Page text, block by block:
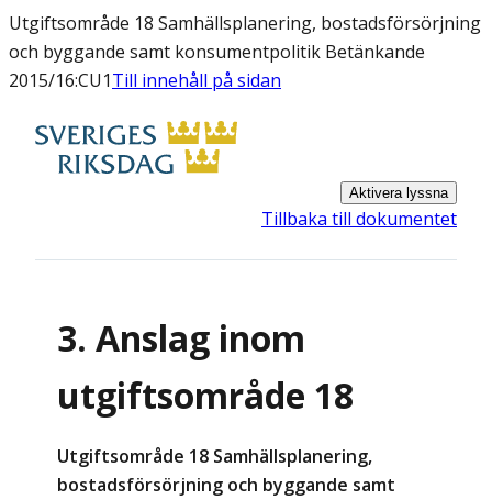
Utgiftsområde 18 Samhällsplanering, bostadsförsörjning
och byggande samt konsumentpolitik Betänkande
2015/16:CU1Till innehåll på sidan
Aktivera lyssna
Tillbaka till dokumentet
3. Anslag inom
utgiftsområde 18
Utgiftsområde 18 Samhällsplanering,
bostadsförsörjning och byggande samt